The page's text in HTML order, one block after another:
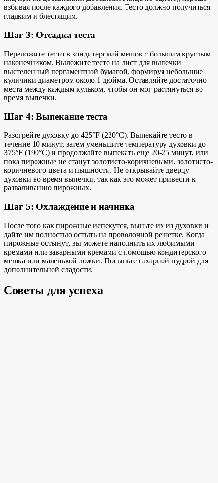
взбивая после каждого добавления. Тесто должно получиться
гладким и блестящим.
Шаг 3: Отсадка теста
Переложите тесто в кондитерский мешок с большим круглым
наконечником. Выложите тесто на лист для выпечки,
выстеленный пергаментной бумагой, формируя небольшие
куличики диаметром около 1 дюйма. Оставляйте достаточно
места между каждым кульком, чтобы он мог растянуться во
время выпечки.
Шаг 4: Выпекание теста
Разогрейте духовку до 425°F (220°C). Выпекайте тесто в
течение 10 минут, затем уменьшите температуру духовки до
375°F (190°C) и продолжайте выпекать еще 20-25 минут, или
пока пирожные не станут золотисто-коричневыми. золотисто-
коричневого цвета и пышности. Не открывайте дверцу
духовки во время выпечки, так как это может привести к
разваливанию пирожных.
Шаг 5: Охлаждение и начинка
После того как пирожные испекутся, выньте их из духовки и
дайте им полностью остыть на проволочной решетке. Когда
пирожные остынут, вы можете наполнить их любимыми
кремами или заварными кремами с помощью кондитерского
мешка или маленькой ложки. Посыпьте сахарной пудрой для
дополнительной сладости.
Советы для успеха